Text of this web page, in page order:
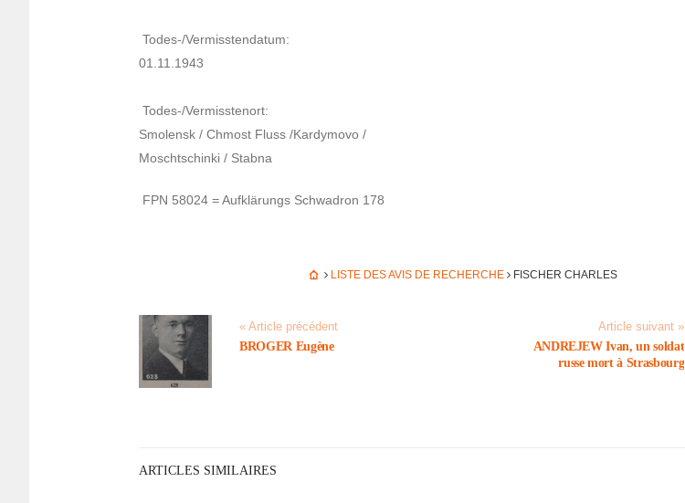
Todes-/Vermiss­ten­da­tum:
01.11.1943
Todes-/Vermiss­te­nort:
Smolensk / Chmost Fluss /Kardy­movo /
Moscht­schinki / Stabna
FPN 58024 = Aufklä­rungs Schwa­dron 178
LISTE DES AVIS DE RECHERCHE FISCHER CHARLES
« Article précédent
BROGER Eugène
Article suivant »
ANDREJEW Ivan, un soldat
russe mort à Stras­bourg
ARTICLES SIMILAIRES